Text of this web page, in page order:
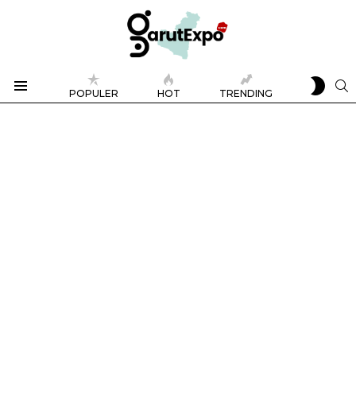
POPULER HOT TRENDING
SKIN